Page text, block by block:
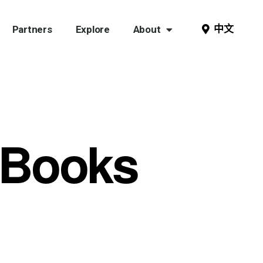
Partners Explore About 中文